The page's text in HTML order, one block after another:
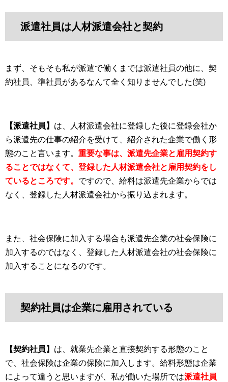
派遣社員は人材派遣会社と契約
まず、そもそも私が派遣で働くまでは派遣社員の他に、契
約社員、準社員があるなんて全く知りませんでした(笑)
【派遣社員】 は、人材派遣会社に登録した後に登録会社か
ら派遣先の仕事の紹介を受けて、紹介された企業で働く形
態のこと言います。 重要な事は、派遣先企業と雇用契約す
ることではなくて、登録した人材派遣会社と雇用契約をし
ているところです。 ですので、給料は派遣先企業からでは
なく、登録した人材派遣会社から振り込まれます。
また、社会保険に加入する場合も派遣先企業の社会保険に
加入するのではなく、登録した人材派遣会社の社会保険に
加入することになるのです。
契約社員は企業に雇用されている
【契約社員】 は、就業先企業と直接契約する形態のこと
で、社会保険は企業の保険に加入します。給料形態は企業
によって違うと思いますが、私が働いた場所では派遣社員